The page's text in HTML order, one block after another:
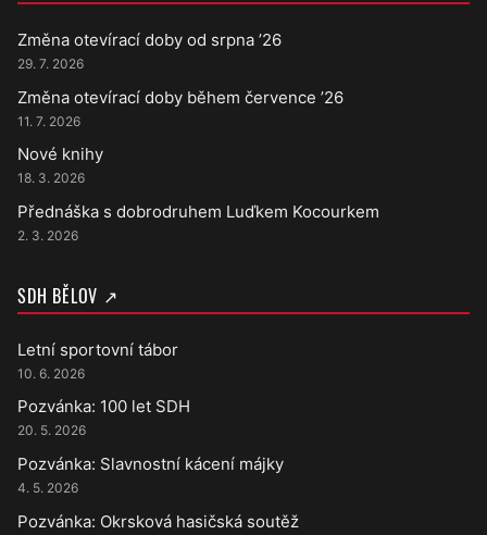
Změna otevírací doby od srpna ’26
29. 7. 2026
Změna otevírací doby během července ’26
11. 7. 2026
Nové knihy
18. 3. 2026
Přednáška s dobrodruhem Luďkem Kocourkem
2. 3. 2026
SDH BĚLOV ↗
Letní sportovní tábor
10. 6. 2026
Pozvánka: 100 let SDH
20. 5. 2026
Pozvánka: Slavnostní kácení májky
4. 5. 2026
Pozvánka: Okrsková hasičská soutěž